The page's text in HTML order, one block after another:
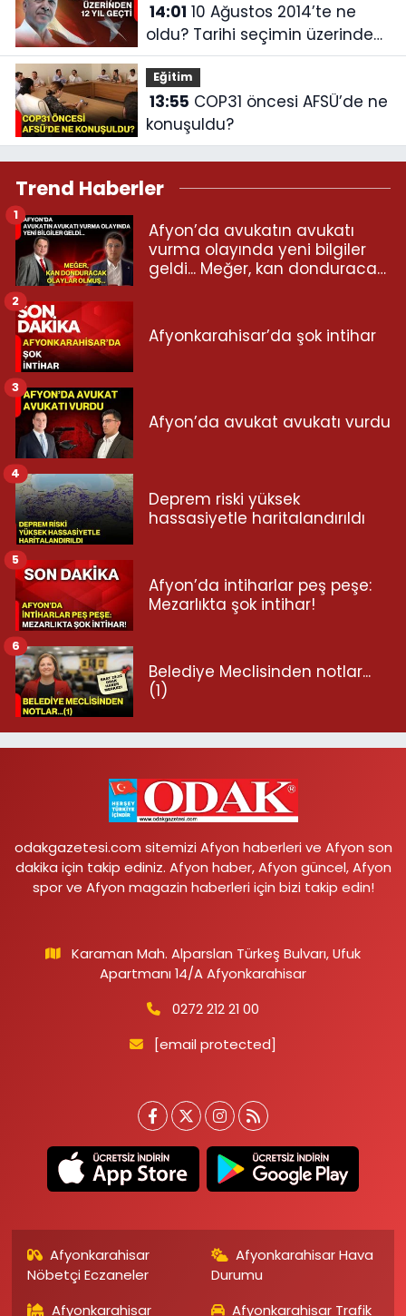
14:01
oldu? Tarihi seçimin üzerinden
12 yıl geçti
Eğitim
13:55
konuşuldu?
Trend Haberler
Afyon’da avukatın avukatı
vurma olayında yeni bilgiler
geldi... Meğer, kan donduracak
1
Afyonkarahisar’da şok intihar
2
Afyon’da avukat avukatı vurdu
3
Deprem riski yüksek
hassasiyetle haritalandırıldı
4
Afyon’da intiharlar peş peşe:
Mezarlıkta şok intihar!
5
Belediye Meclisinden notlar...
(1)
6
odakgazetesi.com sitemizi Afyon haberleri ve Afyon son
dakika için takip ediniz. Afyon haber, Afyon güncel, Afyon
spor ve Afyon magazin haberleri için bizi takip edin!
Karaman Mah. Alparslan Türkeş Bulvarı, Ufuk
Apartmanı 14/A Afyonkarahisar
0272 212 21 00
[email protected]
Afyonkarahisar
Nöbetçi Eczaneler
Afyonkarahisar Hava
Durumu
Afyonkarahisar
Afyonkarahisar Trafik